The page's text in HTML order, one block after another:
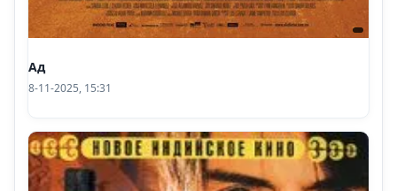
Ад
8-11-2025, 15:31